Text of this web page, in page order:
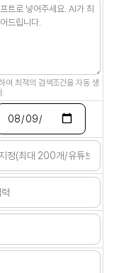
최적의 검색조건을 자동 생
.